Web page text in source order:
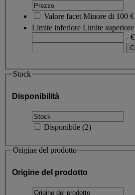
Valore facet Minore di 100 €
Limite inferiore Limite superiore
- €
Stock
Disponibilità
Disponibile (2)
Origine del prodotto
Origine del prodotto